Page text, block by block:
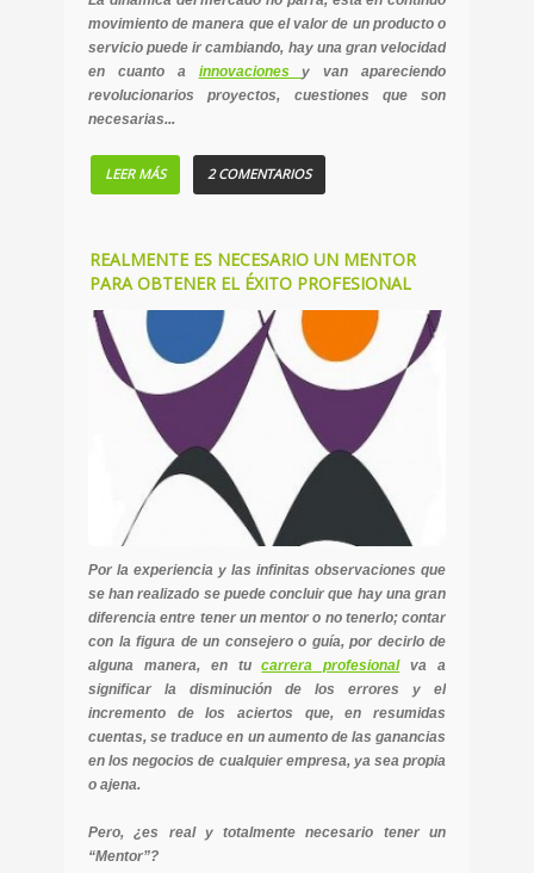
movimiento de manera que el valor de un producto o
servicio puede ir cambiando, hay una gran velocidad
en cuanto a innovacionesy van apareciendo
revolucionarios proyectos, cuestiones que son
necesarias...
LEER MÁS 2 COMENTARIOS
REALMENTE ES NECESARIO UN MENTOR
PARA OBTENER EL ÉXITO PROFESIONAL
Por la experiencia y las infinitas observaciones que
se han realizado se puede concluir que hay una gran
diferencia entre tener un mentor o no tenerlo; contar
con la figura de un consejero o guía, por decirlo de
alguna manera, en tucarrera profesionalva a
significar la disminución de los errores y el
incremento de los aciertos que, en resumidas
cuentas, se traduce en un aumento de las ganancias
en los negocios de cualquier empresa, ya sea propia
o ajena.
Pero, ¿es real y totalmente necesario tener un
“Mentor”?